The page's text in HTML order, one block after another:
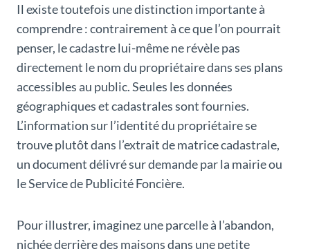
Il existe toutefois une distinction importante à
comprendre : contrairement à ce que l’on pourrait
penser, le cadastre lui-même ne révèle pas
directement le nom du propriétaire dans ses plans
accessibles au public. Seules les données
géographiques et cadastrales sont fournies.
L’information sur l’identité du propriétaire se
trouve plutôt dans l’extrait de matrice cadastrale,
un document délivré sur demande par la mairie ou
le Service de Publicité Foncière.
Pour illustrer, imaginez une parcelle à l’abandon,
nichée derrière des maisons dans une petite